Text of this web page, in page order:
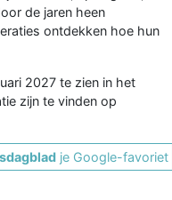
de jaren heen
ontdekken hoe hun
2027 te zien in het
zijn te vinden op
je Google-favoriet